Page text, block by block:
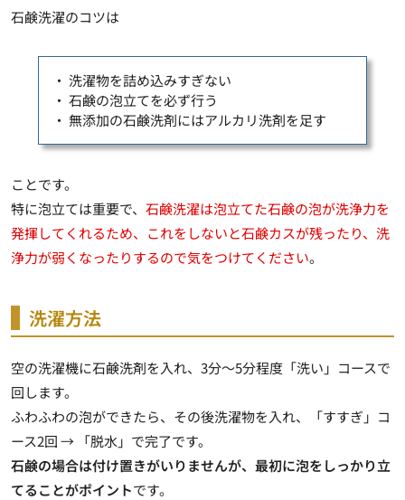
石鹸洗濯のコツは
・ 洗濯物を詰め込みすぎない
・ 石鹸の泡立てを必ず行う
・ 無添加の石鹸洗剤にはアルカリ洗剤を足す
ことです。
特に泡立ては重要で、 石鹸洗濯は泡立てた石鹸の泡が洗浄力を
発揮してくれるため、これをしないと石鹸カスが残ったり、洗
浄力が弱くなったりするので気をつけてください。
洗濯方法
空の洗濯機に石鹸洗剤を入れ、3分～5分程度「洗い」コースで
回します。
ふわふわの泡ができたら、その後洗濯物を入れ、「すすぎ」コ
ース2回 → 「脱水」で完了です。
石鹸の場合は付け置きがいりませんが、最初に泡をしっかり立
てることがポイントです。